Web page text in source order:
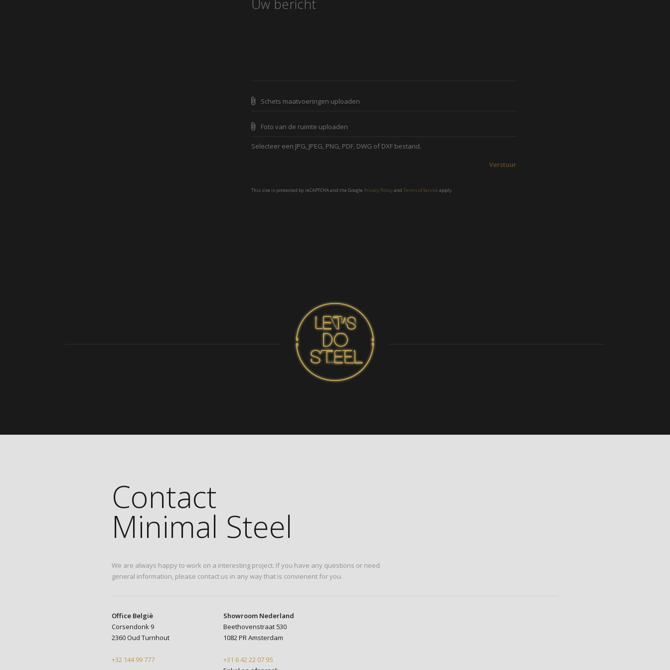
Schets maatvoeringen uploaden
Foto van de ruimte uploaden
Selecteer een JPG, JPEG, PNG, PDF, DWG of DXF bestand.
Verstuur
This site is protected by reCAPTCHA and the Google Privacy Policyand Terms of Service apply.
Contact
Minimal Steel
We are always happy to work on a interesting project. If you have any questions or need
general information, please contact us in any way that is convienent for you.
Office België
Corsendonk 9
2360 Oud Turnhout
+32 144 99 777
Showroom Nederland
Beethovenstraat 530
1082 PR Amsterdam
+31 6 42 22 07 95